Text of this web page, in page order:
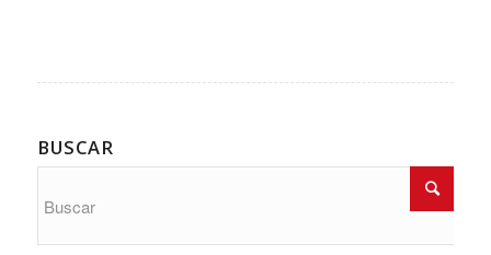
BUSCAR